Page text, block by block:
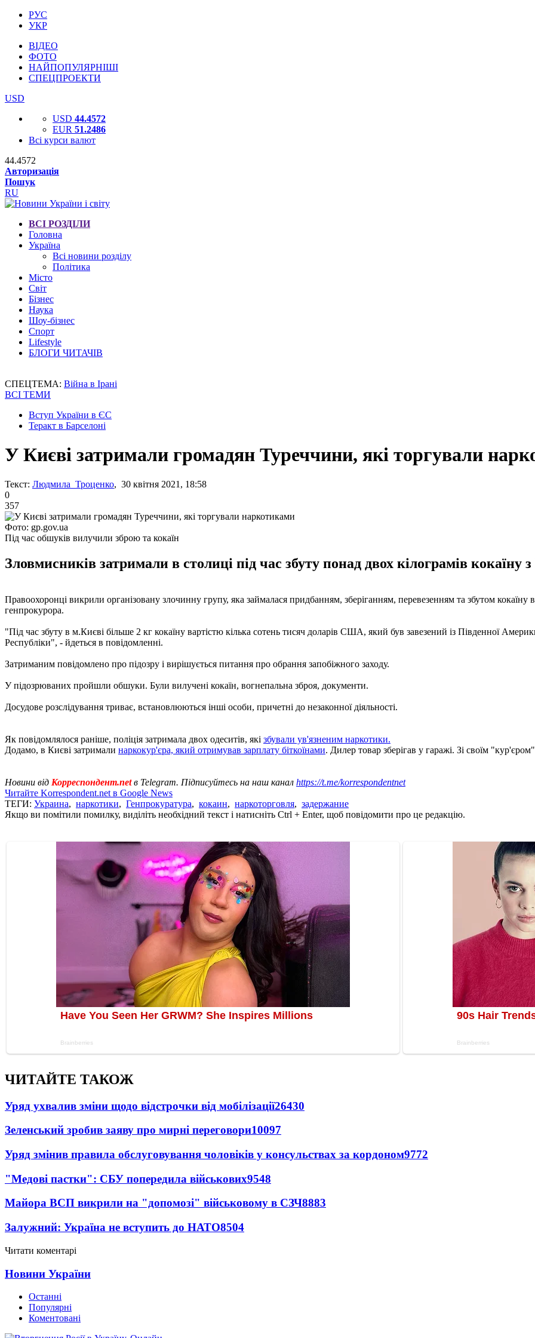
РУС
УКР
ВІДЕО
ФОТО
НАЙПОПУЛЯРНІШІ
СПЕЦПРОЕКТИ
USD
USD 44.4572
EUR 51.2486
Всі курси валют
44.4572
Авторизація
Пошук
RU
ВСІ РОЗДІЛИ
Головна
Україна
Всі новини розділу
Політика
Місто
Світ
Бізнес
Наука
Шоу-бізнес
Спорт
Lifestyle
БЛОГИ ЧИТАЧІВ
СПЕЦТЕМА: Війна в Ірані
ВСІ ТЕМИ
Вступ України в ЄС
Теракт в Барселоні
У Києві затримали громадян Туреччини, які торгували
Текст: Людмила Троценко, 30 квітня 2021, 18:58
0
357
Фото: gp.gov.ua
Під час обшуків вилучили зброю та кокаїн
Зловмисників затримали в столиці під час збуту понад двох кілограмів кокаїну
Правоохоронці викрили організовану злочинну групу, яка займалася придбанням, зберіганням, перевезенням та збутом кокаїну
генпрокурора.
"Під час збуту в м.Києві більше 2 кг кокаїну вартістю кілька сотень тисяч доларів США, який був завезений із Південної
Республіки", - йдеться в повідомленні.
Затриманим повідомлено про підозру і вирішується питання про обрання запобіжного заходу.
У підозрюваних пройшли обшуки. Були вилучені кокаїн, вогнепальна зброя, документи.
Досудове розслідування триває, встановлюються інші особи, причетні до незаконної діяльності.
Як повідомлялося раніше, поліція затримала двох одеситів, які збували ув'язненим наркотики.
Додамо, в Києві затримали наркокур'єра, який отримував зарплату біткоїнами. Дилер товар зберігав у гаражі. Зі своїм
Новини від Корреспондент.netв Telegram. Підписуйтесь на наш канал https://t.me/korrespondentnet
Читайте Korrespondent.net в Google News
ТЕГИ: Украина, наркотики, Генпрокуратура, кокаин, наркоторговля, задержание
Якщо ви помітили помилку, виділіть необхідний текст і натисніть Ctrl + Enter, щоб повідомити про це редакцію.
ЧИТАЙТЕ ТАКОЖ
Уряд ухвалив зміни щодо відстрочки від мобілізації26430
Зеленський зробив заяву про мирні переговори10097
Уряд змінив правила обслуговування чоловіків у консульствах за кордоном9772
"Медові пастки": СБУ попередила військових9548
Майора ВСП викрили на "допомозі" військовому в СЗЧ8883
Залужний: Україна не вступить до НАТО8504
Читати коментарі
Новини України
Останні
Популярні
Коментовані